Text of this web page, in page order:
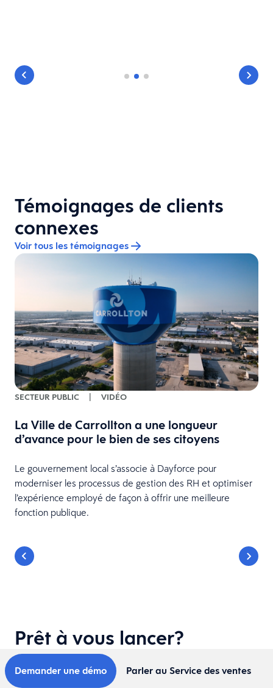
Témoignages de clients
connexes
Voir tous les témoignages
SECTEUR PUBLIC | VIDÉO
La Ville de Carrollton a une longueur
d’avance pour le bien de ses citoyens
Le gouvernement local s’associe à Dayforce pour
moderniser les processus de gestion des RH et optimiser
l’expérience employé de façon à offrir une meilleure
fonction publique.
Prêt à vous lancer?
Demander une démo Parler au Service des ventes